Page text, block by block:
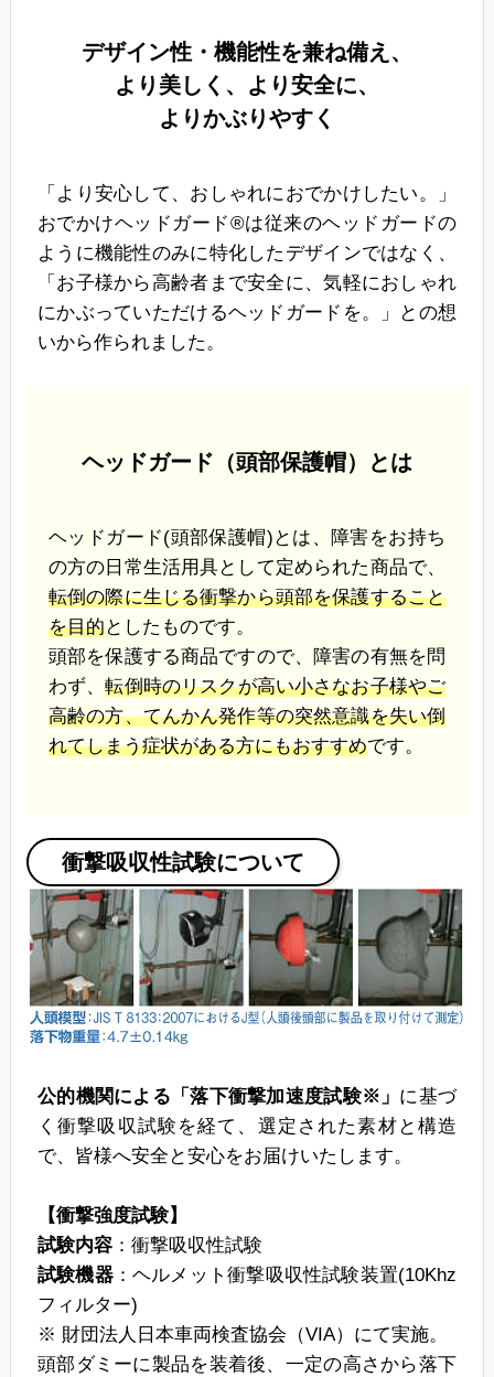
デザイン性・機能性を兼ね備え、
より美しく、より安全に、
よりかぶりやすく
「より安心して、おしゃれにおでかけしたい。」
おでかけヘッドガード®は従来のヘッドガードの
ように機能性のみに特化したデザインではなく、
「お子様から高齢者まで安全に、気軽におしゃれ
にかぶっていただけるヘッドガードを。」との想
いから作られました。
ヘッドガード（頭部保護帽）とは
ヘッドガード(頭部保護帽)とは、障害をお持ち
の方の日常生活用具として定められた商品で、
転倒の際に生じる衝撃から頭部を保護すること
を目的としたものです。
頭部を保護する商品ですので、障害の有無を問
わず、転倒時のリスクが高い小さなお子様やご
高齢の方、てんかん発作等の突然意識を失い倒
れてしまう症状がある方にもおすすめです。
衝撃吸収性試験について
公的機関による「落下衝撃加速度試験※」 に基づ
く衝撃吸収試験を経て、選定された素材と構造
で、皆様へ安全と安心をお届けいたします。
【衝撃強度試験】
試験内容 ：衝撃吸収性試験
試験機器：ヘルメット衝撃吸収性試験装置(10Khz
フィルター)
※ 財団法人日本車両検査協会（VIA）にて実施。
頭部ダミーに製品を装着後、一定の高さから落下